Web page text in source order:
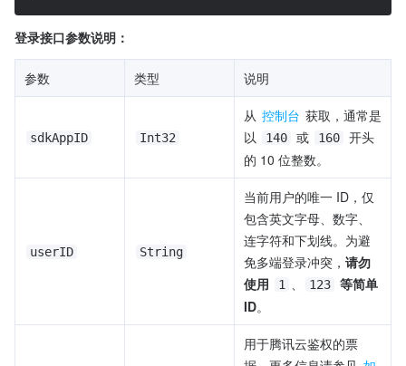
登录接口参数说明：
参数 类型 说明
sdkAppID Int32
从 控制台 获取，通常是
以
140 或 160
开头
的 10 位整数。
userID String
当前用户的唯一 ID，仅
包含英文字母、数字、
连字符和下划线。为避
免多端登录冲突， 请勿
使用
1 、 123
等简单
ID。
用于腾讯云鉴权的票